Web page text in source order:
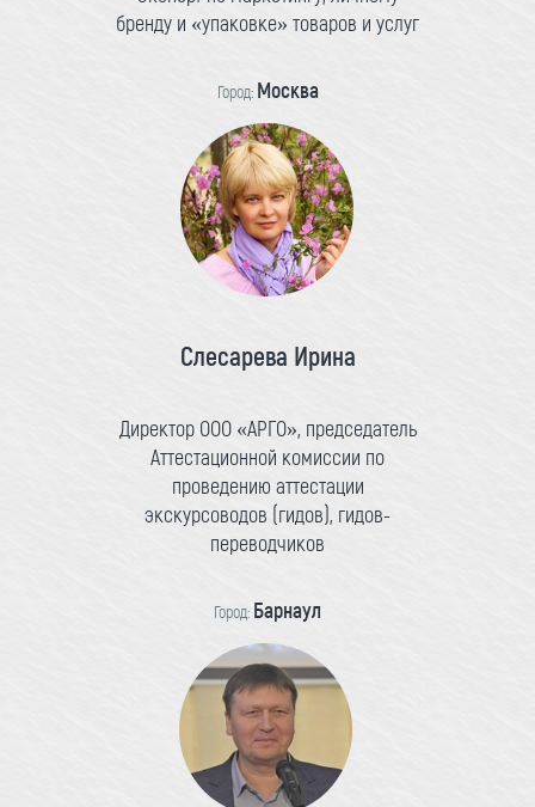
бренду и «упаковке» товаров и услуг
Город: Москва
Слесарева Ирина
Директор ООО «АРГО», председатель
Аттестационной комиссии по
проведению аттестации
экскурсоводов (гидов), гидов-
переводчиков
Город: Барнаул